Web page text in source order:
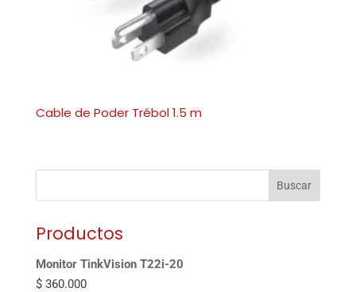
Cable de Poder Trébol 1.5 m
Buscar
Productos
Monitor TinkVision T22i-20
$360.000